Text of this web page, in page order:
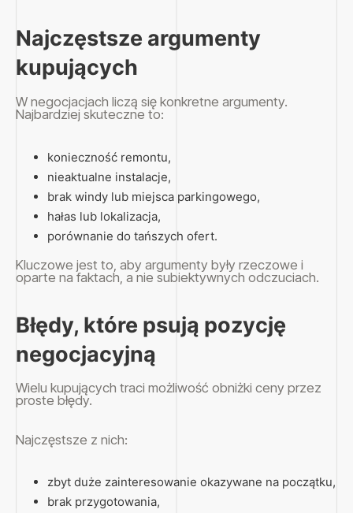
Najczęstsze argumenty
kupujących
W negocjacjach liczą się konkretne argumenty.
Najbardziej skuteczne to:
konieczność remontu,
nieaktualne instalacje,
brak windy lub miejsca parkingowego,
hałas lub lokalizacja,
porównanie do tańszych ofert.
Kluczowe jest to, aby argumenty były rzeczowe i
oparte na faktach, a nie subiektywnych odczuciach.
Błędy, które psują pozycję
negocjacyjną
Wielu kupujących traci możliwość obniżki ceny przez
proste błędy.
Najczęstsze z nich:
zbyt duże zainteresowanie okazywane na początku,
brak przygotowania,